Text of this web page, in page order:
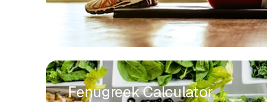
Fenugreek Calculator